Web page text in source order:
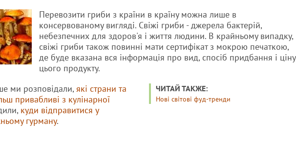
Перевозити гриби з країни в країну можна лише в
консервованому вигляді. Свіжі гриби - джерела бактерій,
небезпечних для здоров'я і життя людини. В крайньому випадку,
свіжі гриби також повинні мати сертифікат з мокрою печаткою,
де буде вказана вся інформація про вид, спосіб придбання і ціну
цього продукту.
ЧИТАЙ ТАКЖЕ:
Нові світові фуд-тренди
ми розповідали, які страни та
привабливі з кулінарної
куди відправитися у
гурману.